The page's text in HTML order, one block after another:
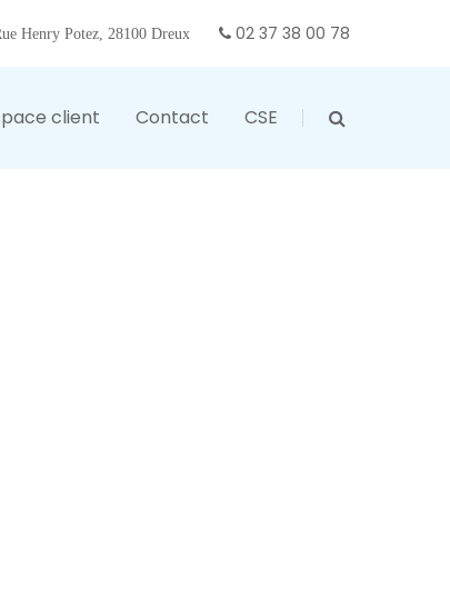
Henry Potez, 28100 Dreux 02 37 38 00 78
client Contact CSE